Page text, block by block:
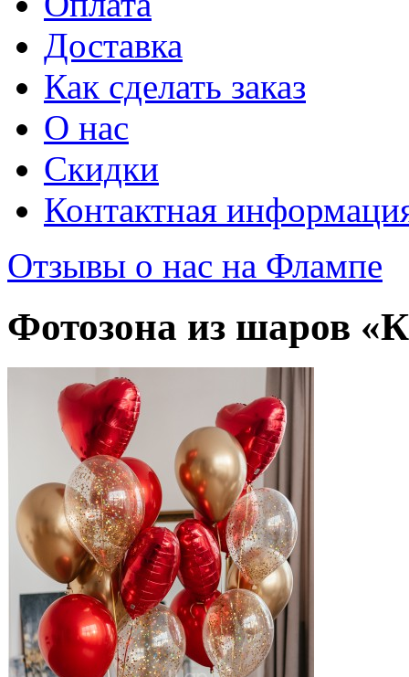
Доставка
Как сделать заказ
О нас
Скидки
Контактная
Отзывы о нас на Флампе
Фотозона из шаров